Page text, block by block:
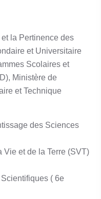
la Pertinence des
et Universitaire
Scolaires et
Ministère de
et Technique
des Sciences
et de la Terre (SVT)
( 6e